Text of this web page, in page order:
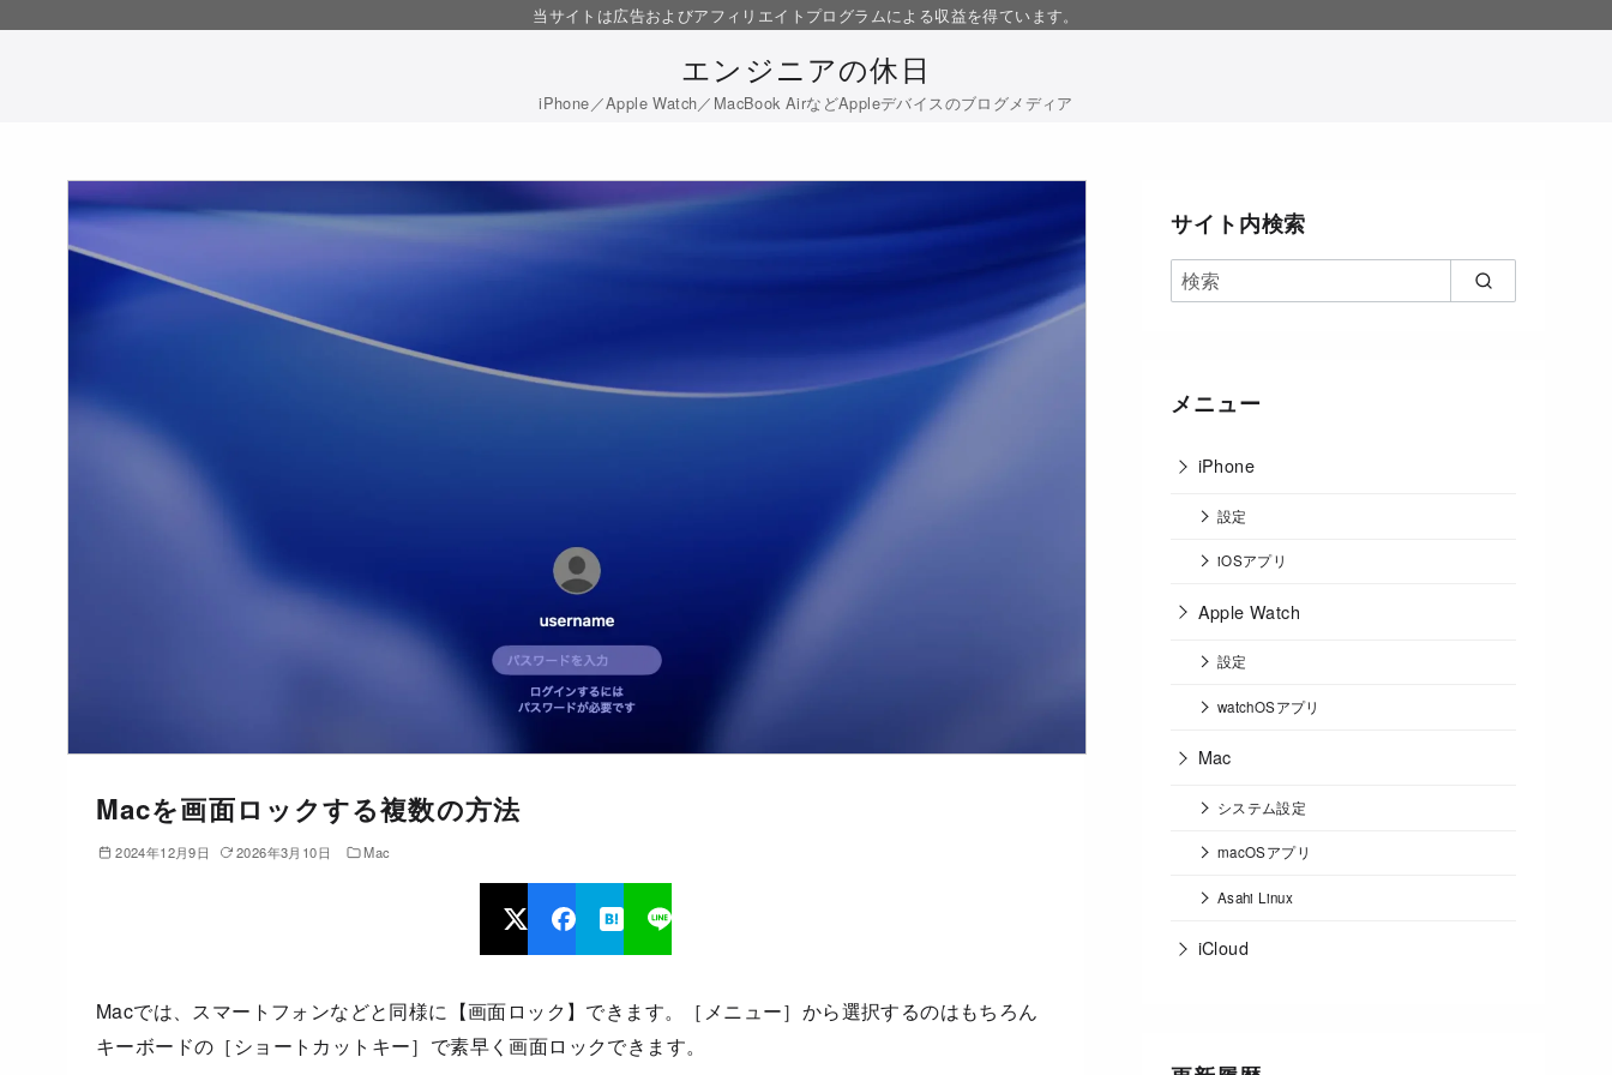
当サイトは広告およびアフィリエイトプログラムによる収益を得ています。
エンジニアの休日
iPhone／Apple Watch／MacBook AirなどAppleデバイスのブログメディア
Macを画面ロックする複数の方法
2024年12月9日 2026年3月10日 Mac
Macでは、スマートフォンなどと同様に【画面ロック】できます。［メニュー］から選択するのはもちろん
キーボードの［ショートカットキー］で素早く画面ロックできます。
サイト内検索
メニュー
iPhone
設定
iOSアプリ
Apple Watch
設定
watchOSアプリ
Mac
システム設定
macOSアプリ
Asahi Linux
iCloud